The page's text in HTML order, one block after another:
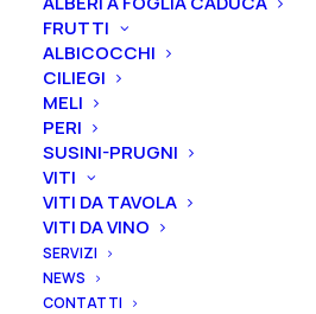
FRUTTI
ALBICOCCHI
CILIEGI
MELI
PERI
SUSINI-PRUGNI
VITI
VITI DA TAVOLA
VITI DA VINO
SERVIZI
NEWS
CONTATTI
Formato
Iris
germanica
"Paloma
Blanca"
quantità
Ordina subito questo
Puoi acquistare ora questo
indicando la dimensione del vaso